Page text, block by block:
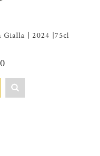
Gialla | 2024 |75cl